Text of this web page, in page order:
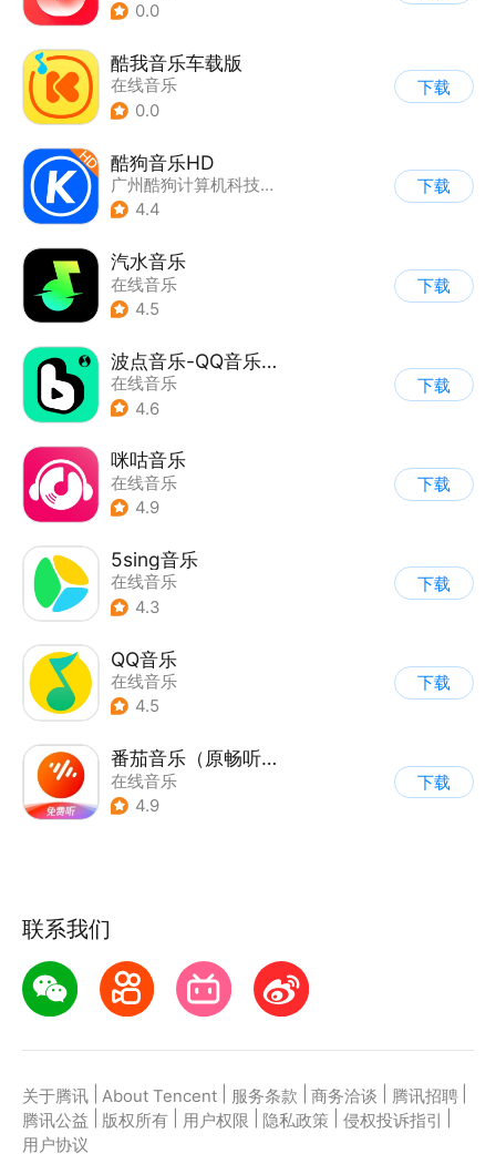
0.0
酷我音乐车载版
在线音乐
0.0
下载
酷狗音乐HD
广州酷狗计算机科技有限公司
4.4
下载
汽水音乐
在线音乐
4.5
下载
波点音乐-QQ音乐简洁版
在线音乐
4.6
下载
咪咕音乐
在线音乐
4.9
下载
5sing音乐
在线音乐
4.3
下载
QQ音乐
在线音乐
4.5
下载
番茄音乐（原畅听音乐）
在线音乐
4.9
下载
联系我们
关于腾讯 About Tencent 服务条款 商务洽谈 腾讯招聘
腾讯公益
版权所有 用户权限 隐私政策 侵权投诉指引
用户协议